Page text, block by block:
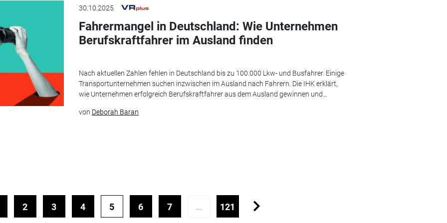
30.10.2025
Fahrermangel in Deutschland: Wie Unternehmen
Berufskraftfahrer im Ausland finden
Nach aktuellen Zahlen fehlen in Deutschland bis zu 100.000 Lkw- und Busfahrer. Einige
Transportunternehmen suchen inzwischen im Ausland nach Fahrern. Die IHK erklärt,
wie Unternehmen erfolgreich Berufskraftfahrer aus dem Ausland gewinnen und...
von Deborah Baran
2 3 4 5 6 7 … 121